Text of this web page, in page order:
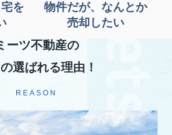
を
物件だが、なんとか
売却したい
ーツ不動産の
の選ばれる理由！
REASON